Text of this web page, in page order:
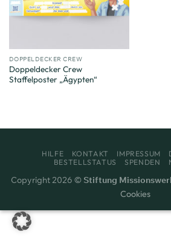
DOPPELDECKER CREW
Doppeldecker Crew
Staffelposter „Ägypten“
HILFE KONTAKT IMPRESSUM
BESTELLSTATUS
SPENDEN
Copyright 2026 © Stiftung
Cookies